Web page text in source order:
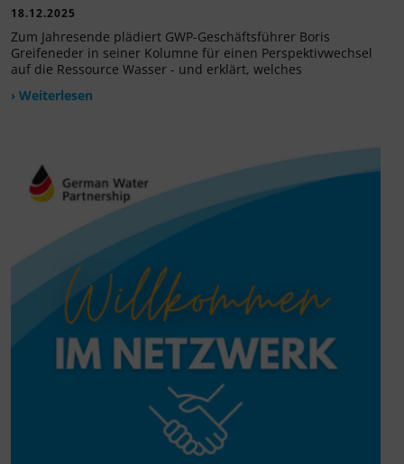
18.12.2025
Zum Jahresende plädiert GWP-Geschäftsführer Boris
Greifeneder in seiner Kolumne für einen Perspektivwechsel
auf die Ressource Wasser - und erklärt, welches
› Weiterlesen